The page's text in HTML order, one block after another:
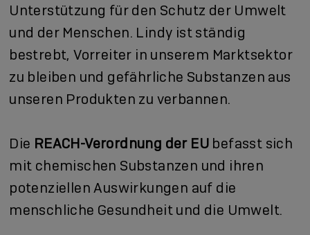
Unterstützung für den Schutz der Umwelt
und der Menschen. Lindy ist ständig
bestrebt, Vorreiter in unserem Marktsektor
zu bleiben und gefährliche Substanzen aus
unseren Produkten zu verbannen.
Die REACH-Verordnung der EU befasst sich
mit chemischen Substanzen und ihren
potenziellen Auswirkungen auf die
menschliche Gesundheit und die Umwelt.